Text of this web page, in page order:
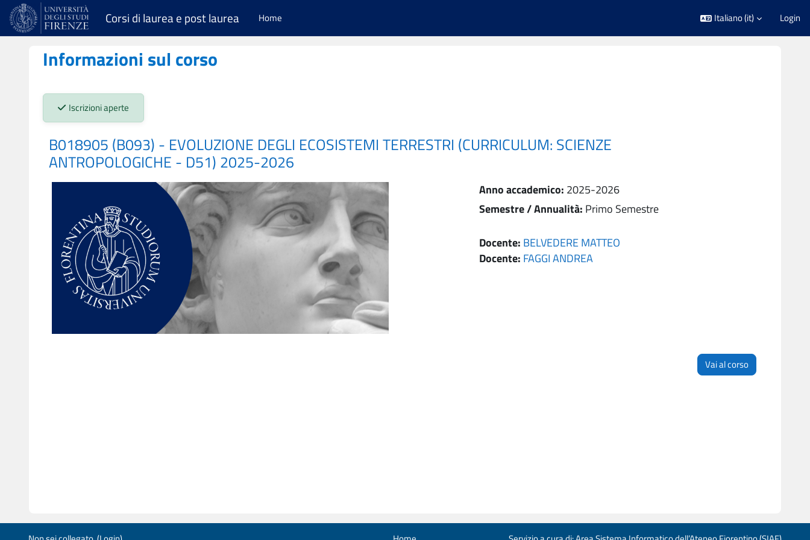
Vai al contenuto principale
Corsi di laurea e post laurea Home Italiano ‎(it)‎ Login
Informazioni sul corso
Stato iscrizioni:
Iscrizioni aperte
B018905 (B093) - EVOLUZIONE DEGLI ECOSISTEMI TERRESTRI (CURRICULUM: SCIENZE
ANTROPOLOGICHE - D51) 2025-2026
Anno accademico: 2025-2026
Semestre / Annualità: Primo Semestre
Docente: BELVEDERE MATTEO
Docente: FAGGI ANDREA
Vai al corso